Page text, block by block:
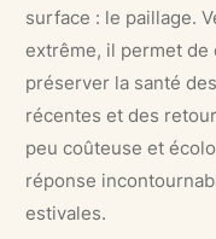
surface : le paillage.
extrême, il permet de
préserver la santé
récentes et des
peu coûteuse et
réponse
estivales.